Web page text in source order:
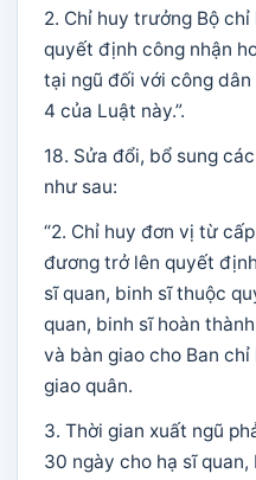
2. Chỉ huy trưởng Bộ
quyết định công nhận
tại ngũ đối với công
4 của Luật này.”.
18. Sửa đổi, bổ sung
như sau:
“2. Chỉ huy đơn vị từ
đương trở lên quyết
sĩ quan, binh sĩ thuộc
quan, binh sĩ hoàn
và bàn giao cho Ban
giao quân.
3. Thời gian xuất ngũ
30 ngày cho hạ sĩ